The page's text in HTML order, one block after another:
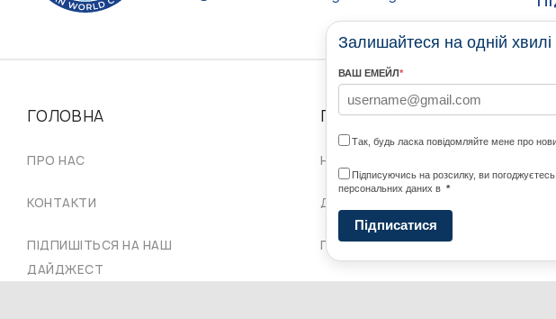
ГОЛОВНА
ПРО НАС
КОНТАКТИ
ПІДПИШІТЬСЯ НА НАШ
ДАЙДЖЕСТ
ПРО НАС
НАШІ СПІЛЬНОТИ ПО СВІТУ
ДОРАДЧА РАДА
ПРОВІД СКУ
Залишайтеся на одній
ВАШ ЕМЕЙЛ*
Так, будь ласка повідомляйте мене про
Підписуючись на розсилку, ви погоджуєтесь
персональних даних в *
Підписатися